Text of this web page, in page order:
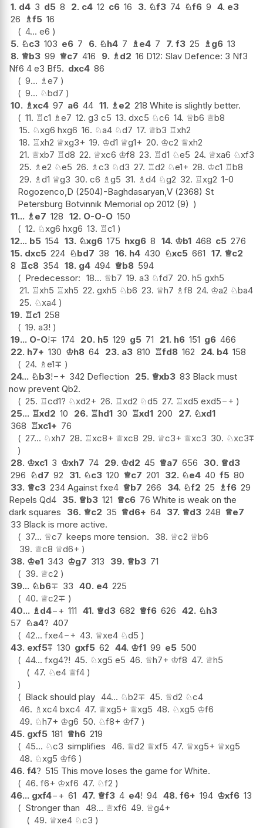
1. d4 3 d5 8 2. c4 12 c6 16 3. ♘f3 74 ♘f6 9 4. e3
26 ♗f5 16
4... e6
5. ♘c3 103 e6 7 6. ♘h4 7 ♗e4 7 7. f3 25 ♗g6 13
8. ♕b3 99 ♕c7 416 9. ♗d2 16 D12: Slav Defence: 3 Nf3
Nf6 4 e3 Bf5. dxc4 86
9... ♗e7
9... ♘bd7
10. ♗xc4 97 a6 44 11. ♗e2 218 White is slightly better.
11. ♖c1 ♗e7 12. g3 c5 13. dxc5 ♘c6 14. ♕b6 ♕b8
15. ♘xg6 hxg6 16. ♘a4 ♘d7 17. ♕b3 ♖xh2
18. ♖xh2 ♕xg3+ 19. ♔d1 ♕g1+ 20. ♔c2 ♕xh2
21. ♕xb7 ♖d8 22. ♕xc6 ♔f8 23. ♖d1 ♘e5 24. ♕xa6 ♘xf3
25. ♗e2 ♘e5 26. ♗c3 ♘d3 27. ♖d2 ♘e1+ 28. ♔c1 ♖b8
29. ♗d1 ♕g3 30. c6 ♗g5 31. ♗d4 ♘g2 32. ♖xg2 1-0
Rogozenco,D (2504)-Baghdasaryan,V (2368) St
Petersburg Botvinnik Memorial op 2012 (9)
11... ♗e7 128 12. O-O-O 150
12. ♘xg6 hxg6 13. ♖c1
12... b5 154 13. ♘xg6 175 hxg6 8 14. ♔b1 468 c5 276
15. dxc5 224 ♘bd7 38 16. h4 430 ♘xc5 661 17. ♕c2
8 ♖c8 354 18. g4 494 ♕b8 594
Predecessor: 18... ♕b7 19. a3 ♘fd7 20. h5 gxh5
21. ♖xh5 ♖xh5 22. gxh5 ♘b6 23. ♕h7 ♗f8 24. ♔a2 ♘ba4
25. ♘xa4
19. ♖c1 258
19. a3!
19... O-O!∓ 174 20. h5 129 g5 71 21. h6 151 g6 466
22. h7+ 130 ♔h8 64 23. a3 810 ♖fd8 162 24. b4 158
24. ♗e1∓
24... ♘b3!−+ 342 Deflection 25. ♕xb3 83 Black must
now prevent Qb2.
25. ♖cd1? ♘xd2+ 26. ♖xd2 ♘d5 27. ♖xd5 exd5−+
25... ♖xd2 10 26. ♖hd1 30 ♖xd1 200 27. ♘xd1
368 ♖xc1+ 76
27... ♘xh7 28. ♖xc8+ ♕xc8 29. ♕c3+ ♕xc3 30. ♘xc3⩱
28. ♔xc1 3 ♔xh7 74 29. ♔d2 45 ♕a7 656 30. ♕d3
296 ♘d7 92 31. ♘c3 120 ♕c7 201 32. ♘e4 40 f5 80
33. ♕c3 234 Against fxe4 ♕b7 266 34. ♘f2 25 ♗f6 29
Repels Qd4 35. ♕b3 121 ♕c6 76 White is weak on the
dark squares
36. ♕c2 35 ♕d6+ 64 37. ♕d3 248 ♕e7
33 Black is more active.
37... ♕c7 keeps more tension. 38. ♕c2 ♕b6
39. ♕c8 ♕d6+
38. ♔e1 343 ♔g7 313 39. ♕b3 71
39. ♕c2
39... ♘b6∓ 33 40. e4 225
40. ♕c2∓
40... ♗d4−+ 111 41. ♕d3 682 ♕f6 626 42. ♘h3
57 ♘a4? 407
42... fxe4−+ 43. ♕xe4 ♘d5
43. exf5⩱ 130 gxf5 62 44. ♔f1 99 e5 500
44... fxg4?! 45. ♘xg5 e5 46. ♕h7+ ♔f8 47. ♕h5
47. ♘e4 ♕f4
Black should play 44... ♘b2∓ 45. ♕d2 ♘c4
46. ♗xc4 bxc4 47. ♕xg5+ ♕xg5 48. ♘xg5 ♔f6
49. ♘h7+ ♔g6 50. ♘f8+ ♔f7
45. gxf5 181 ♕h6 219
45... ♘c3 simplifies 46. ♕d2 ♕xf5 47. ♕xg5+ ♕xg5
48. ♘xg5 ♔f6
46. f4? 515 This move loses the game for White.
46. f6+ ♔xf6 47. ♘f2
46... gxf4−+ 61 47. ♕f3 4 e4! 94 48. f6+ 194 ♔xf6 13
Stronger than 48... ♕xf6 49. ♕g4+
49. ♕xe4 ♘c3